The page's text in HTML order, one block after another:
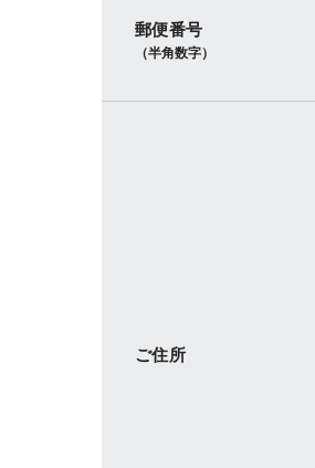
郵便番号
（半角数字）
ご住所